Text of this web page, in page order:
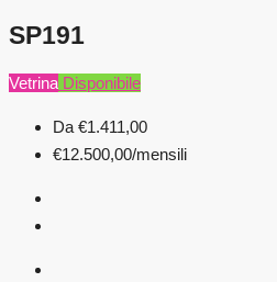
SP191
Vetrina Disponibile
Da €1.411,00
€12.500,00/mensili